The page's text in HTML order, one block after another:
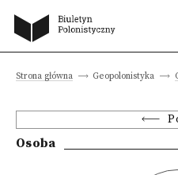
Strona główna Geopolonistyka
Osoba